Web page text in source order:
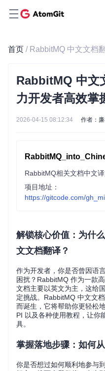
首页
RabbitMQ 中文
力开发者高效掌
2026-04-15 08:12:34 作者：
RabbitMQ相关文档中文
项目地址：
https://gitcode.com/
解锁核心价值：为什
文文档翻译？
作为开发者，你是否曾因语
困扰？RabbitMQ 作为一款
文档主要以英文为主，这给
定挑战。RabbitMQ 中文文
而诞生，它将帮助你更轻松
PI 以及各种使用教程，让你
具。
掌握落地步骤：如何
你是否想过如何顺利地参与